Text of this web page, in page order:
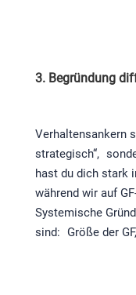
3. Begründung
Verhaltensankern
strategisch“,
hast du dich stark
während wir auf
Systemische
sind: Größe der